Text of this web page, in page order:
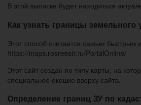
В этой выписке будет находиться
Как узнать границы
Этот способ считается самым быстрым
https://maps.rosreestr.ru/PortalOnline/
Этот сайт создан по типу карты, на
специальное окошко вверху сайта.
Определение границ ЗУ по